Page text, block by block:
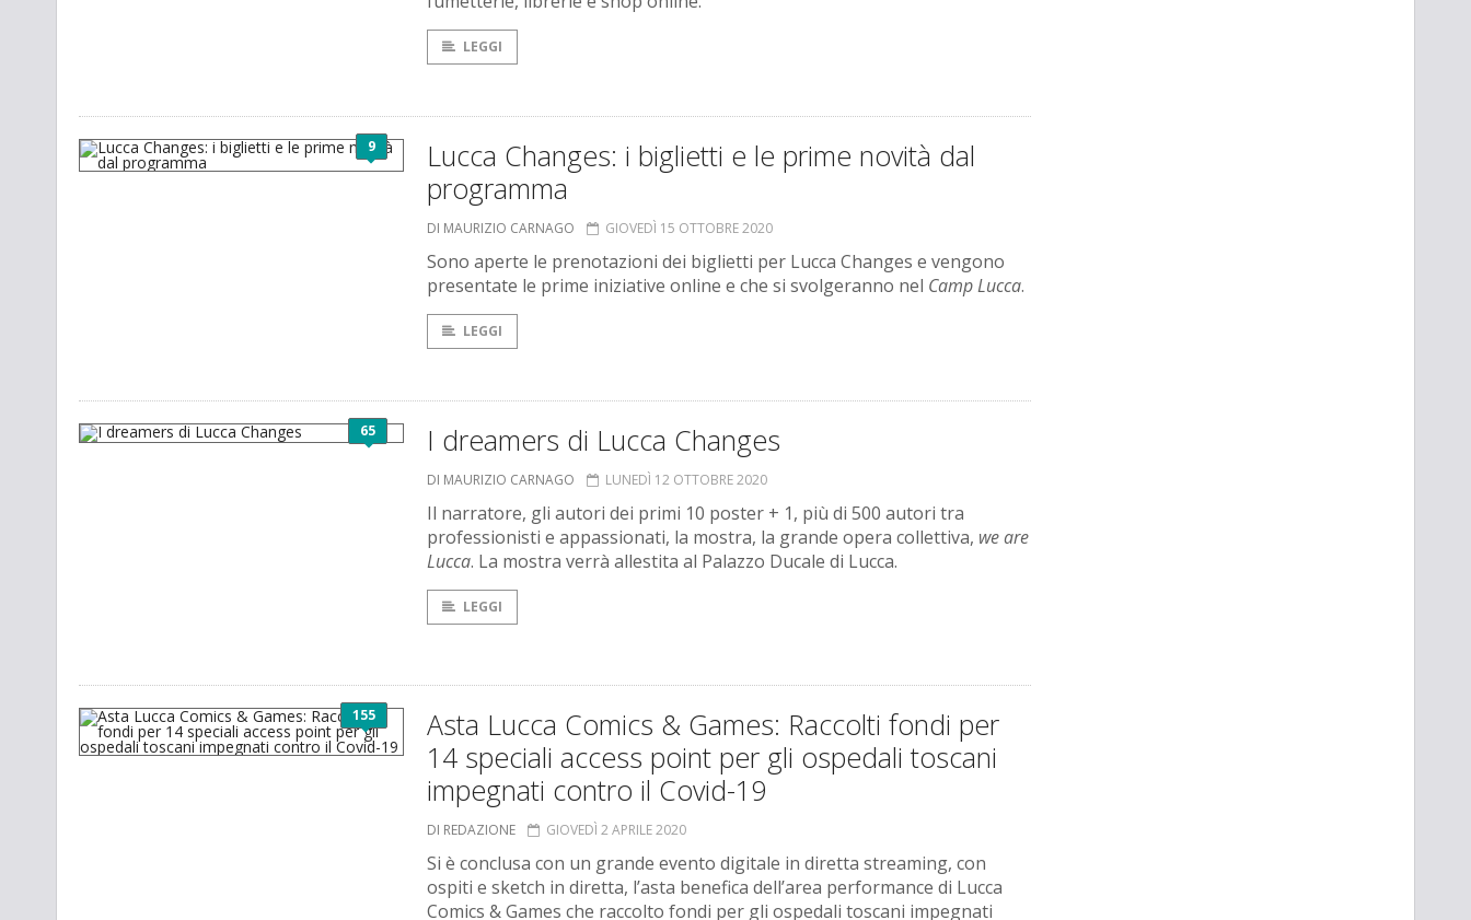
LEGGI
9
Lucca Changes: i biglietti e le prime novità dal
programma
DI MAURIZIO CARNAGO GIOVEDÌ 15 OTTOBRE 2020
Sono aperte le prenotazioni dei biglietti per Lucca Changes e vengono
presentate le prime iniziative online e che si svolgeranno nel Camp Lucca.
LEGGI
65 I dreamers di Lucca Changes
DI MAURIZIO CARNAGO LUNEDÌ 12 OTTOBRE 2020
Il narratore, gli autori dei primi 10 poster + 1, più di 500 autori tra
professionisti e appassionati, la mostra, la grande opera collettiva, we are
Lucca. La mostra verrà allestita al Palazzo Ducale di Lucca.
LEGGI
155
Asta Lucca Comics & Games: Raccolti fondi per
14 speciali access point per gli ospedali toscani
impegnati contro il Covid-19
DI REDAZIONE GIOVEDÌ 2 APRILE 2020
Si è conclusa con un grande evento digitale in diretta streaming, con
ospiti e sketch in diretta, l’asta benefica dell’area performance di Lucca
Comics & Games che raccolto fondi per gli ospedali toscani impegnati